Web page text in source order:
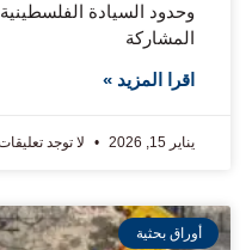
وحدود السيادة
المشاركة
اقرا المزيد »
يناير 15, 2026 لا توجد
أوراق بحثية